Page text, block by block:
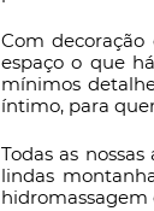
Com
espaço o que
mínimos
íntimo, para
Todas as
lindas
hidromassagem